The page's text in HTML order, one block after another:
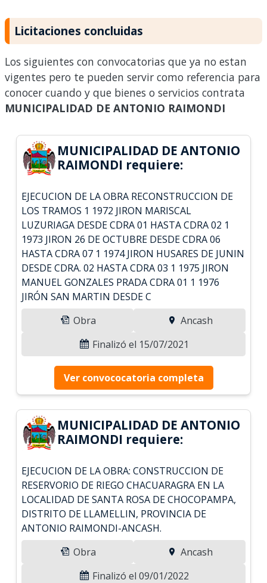
Licitaciones concluidas
Los siguientes con convocatorias que ya no estan
vigentes pero te pueden servir como referencia para
conocer cuando y que bienes o servicios contrata
MUNICIPALIDAD DE ANTONIO RAIMONDI
MUNICIPALIDAD DE ANTONIO
RAIMONDI requiere:
EJECUCION DE LA OBRA RECONSTRUCCION DE
LOS TRAMOS 1 1972 JIRON MARISCAL
LUZURIAGA DESDE CDRA 01 HASTA CDRA 02 1
1973 JIRON 26 DE OCTUBRE DESDE CDRA 06
HASTA CDRA 07 1 1974 JIRON HUSARES DE JUNIN
DESDE CDRA. 02 HASTA CDRA 03 1 1975 JIRON
MANUEL GONZALES PRADA CDRA 01 1 1976
JIRÓN SAN MARTIN DESDE C
Obra
Ancash
Finalizó el 15/07/2021
Ver convococatoria completa
MUNICIPALIDAD DE ANTONIO
RAIMONDI requiere:
EJECUCION DE LA OBRA: CONSTRUCCION DE
RESERVORIO DE RIEGO CHACUARAGRA EN LA
LOCALIDAD DE SANTA ROSA DE CHOCOPAMPA,
DISTRITO DE LLAMELLIN, PROVINCIA DE
ANTONIO RAIMONDI-ANCASH.
Obra
Ancash
Finalizó el 09/01/2022